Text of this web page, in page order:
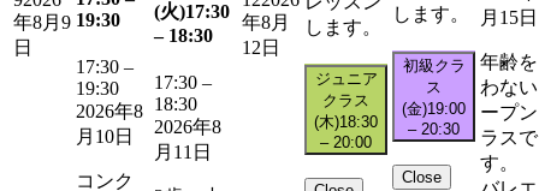
年8月9
日
19:30
17:30 –
19:30
2026年8
月10日
コンク
(火)17:30
– 18:30
17:30 –
18:30
2026年8
月11日
年8月
12日
します。
ジュニア
クラス
(木)18:30
– 20:00
します。
初級クラ
ス
(金)19:00
– 20:30
Close
月15日
年齢
わな
ープ
ラスで
す。